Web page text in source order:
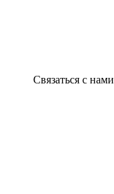
Связаться с нами